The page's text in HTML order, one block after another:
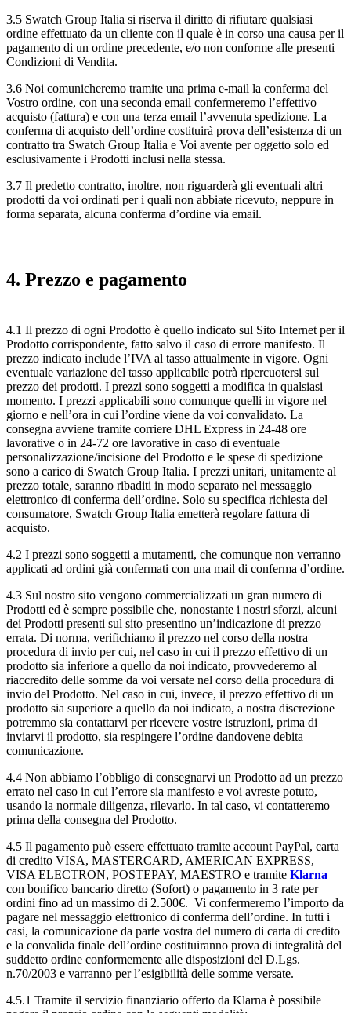
3.5 Swatch Group Italia si riserva il diritto di rifiutare qualsiasi
ordine effettuato da un cliente con il quale è in corso una causa per il
pagamento di un ordine precedente, e/o non conforme alle presenti
Condizioni di Vendita.
3.6 Noi comunicheremo tramite una prima e-mail la conferma del
Vostro ordine, con una seconda email confermeremo l’effettivo
acquisto (fattura) e con una terza email l’avvenuta spedizione. La
conferma di acquisto dell’ordine costituirà prova dell’esistenza di un
contratto tra Swatch Group Italia e Voi avente per oggetto solo ed
esclusivamente i Prodotti inclusi nella stessa.
3.7 Il predetto contratto, inoltre, non riguarderà gli eventuali altri
prodotti da voi ordinati per i quali non abbiate ricevuto, neppure in
forma separata, alcuna conferma d’ordine via email.
4. Prezzo e pagamento
4.1 Il prezzo di ogni Prodotto è quello indicato sul Sito Internet per il
Prodotto corrispondente, fatto salvo il caso di errore manifesto. Il
prezzo indicato include l’IVA al tasso attualmente in vigore. Ogni
eventuale variazione del tasso applicabile potrà ripercuotersi sul
prezzo dei prodotti. I prezzi sono soggetti a modifica in qualsiasi
momento. I prezzi applicabili sono comunque quelli in vigore nel
giorno e nell’ora in cui l’ordine viene da voi convalidato. La
consegna avviene tramite corriere DHL Express in 24-48 ore
lavorative o in 24-72 ore lavorative in caso di eventuale
personalizzazione/incisione del Prodotto e le spese di spedizione
sono a carico di Swatch Group Italia. I prezzi unitari, unitamente al
prezzo totale, saranno ribaditi in modo separato nel messaggio
elettronico di conferma dell’ordine. Solo su specifica richiesta del
consumatore, Swatch Group Italia emetterà regolare fattura di
acquisto.
4.2 I prezzi sono soggetti a mutamenti, che comunque non verranno
applicati ad ordini già confermati con una mail di conferma d’ordine.
4.3 Sul nostro sito vengono commercializzati un gran numero di
Prodotti ed è sempre possibile che, nonostante i nostri sforzi, alcuni
dei Prodotti presenti sul sito presentino un’indicazione di prezzo
errata. Di norma, verifichiamo il prezzo nel corso della nostra
procedura di invio per cui, nel caso in cui il prezzo effettivo di un
prodotto sia inferiore a quello da noi indicato, provvederemo al
riaccredito delle somme da voi versate nel corso della procedura di
invio del Prodotto. Nel caso in cui, invece, il prezzo effettivo di un
prodotto sia superiore a quello da noi indicato, a nostra discrezione
potremmo sia contattarvi per ricevere vostre istruzioni, prima di
inviarvi il prodotto, sia respingere l’ordine dandovene debita
comunicazione.
4.4 Non abbiamo l’obbligo di consegnarvi un Prodotto ad un prezzo
errato nel caso in cui l’errore sia manifesto e voi avreste potuto,
usando la normale diligenza, rilevarlo. In tal caso, vi contatteremo
prima della consegna del Prodotto.
4.5 Il pagamento può essere effettuato tramite account PayPal, carta
di credito VISA, MASTERCARD, AMERICAN EXPRESS,
VISA ELECTRON, POSTEPAY, MAESTRO e tramite Klarna
con bonifico bancario diretto (Sofort) o pagamento in 3 rate per
ordini fino ad un massimo di 2.500€. Vi confermeremo l’importo da
pagare nel messaggio elettronico di conferma dell’ordine. In tutti i
casi, la comunicazione da parte vostra del numero di carta di credito
e la convalida finale dell’ordine costituiranno prova di integralità del
suddetto ordine conformemente alle disposizioni del D.Lgs.
n.70/2003 e varranno per l’esigibilità delle somme versate.
4.5.1 Tramite il servizio finanziario offerto da Klarna è possibile